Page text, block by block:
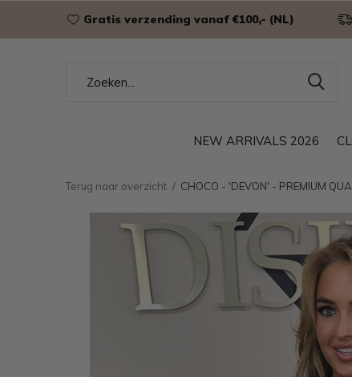
NEW ARRIVALS 2026
Gratis verzending vanaf €100,- (NL)
Terug naar overzicht CHOCO - 'DEVON' - PREMIUM